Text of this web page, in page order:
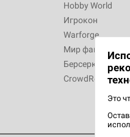
Hobby World
Игрокон
Warforge
Мир фантастики
Берсерк
CrowdRepublic
Это